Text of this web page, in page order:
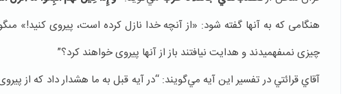
هنگامى كه به آنها گفته شود: «از آنچه خدا نازل كرده است، پيروى كنيد!»
چيزى نمى‏فهميدند و هدايت نيافتند باز از آنها پيروى خواهند كرد؟”
آقاي قرائتي در تفسير اين آيه مي‌گويند: “در آيه قبل به ما هشدار داد كه از